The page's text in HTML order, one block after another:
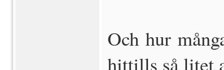
Och hur
hittills så litet